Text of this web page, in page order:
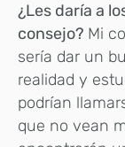
¿Les daría a
consejo? Mi
sería dar un
realidad y
podrían
que no vean